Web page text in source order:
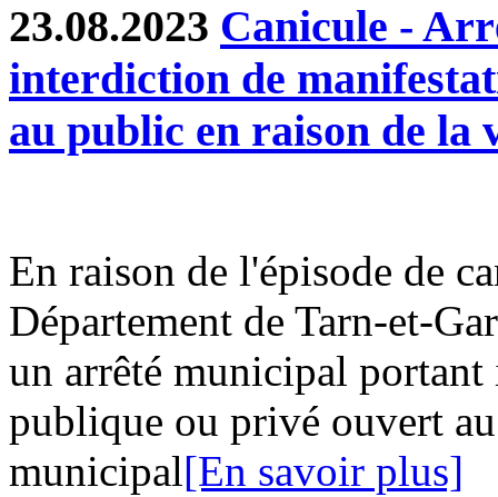
23.08.2023 Canicule -
interdiction de
au public en raison de la
En raison de l'épisode de
Département de Tarn-et-
un arrêté municipal
publique ou privé ouvert
municipal[En savoir plus]